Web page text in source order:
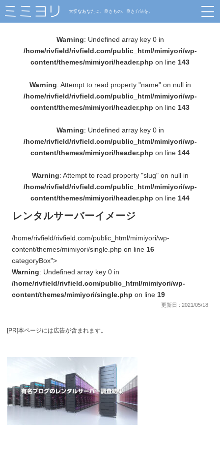
大切なあなたに、良きもの、良き方法を。
Warning: Undefined array key 0 in
/home/rivfield/rivfield.com/public_html/mimiyori/wp-
content/themes/mimiyori/header.php on line 143
Warning: Attempt to read property "name" on null in
/home/rivfield/rivfield.com/public_html/mimiyori/wp-
content/themes/mimiyori/header.php on line 143
Warning: Undefined array key 0 in
/home/rivfield/rivfield.com/public_html/mimiyori/wp-
content/themes/mimiyori/header.php on line 144
Warning: Attempt to read property "slug" on null in
/home/rivfield/rivfield.com/public_html/mimiyori/wp-
content/themes/mimiyori/header.php on line 144
レンタルサーバーイメージ
/home/rivfield/rivfield.com/public_html/mimiyori/wp-
content/themes/mimiyori/single.php on line 16
categoryBox">
Warning: Undefined array key 0 in
/home/rivfield/rivfield.com/public_html/mimiyori/wp-
content/themes/mimiyori/single.php on line 19
更新日 : 2021/05/18
[PR]本ページには広告が含まれます。